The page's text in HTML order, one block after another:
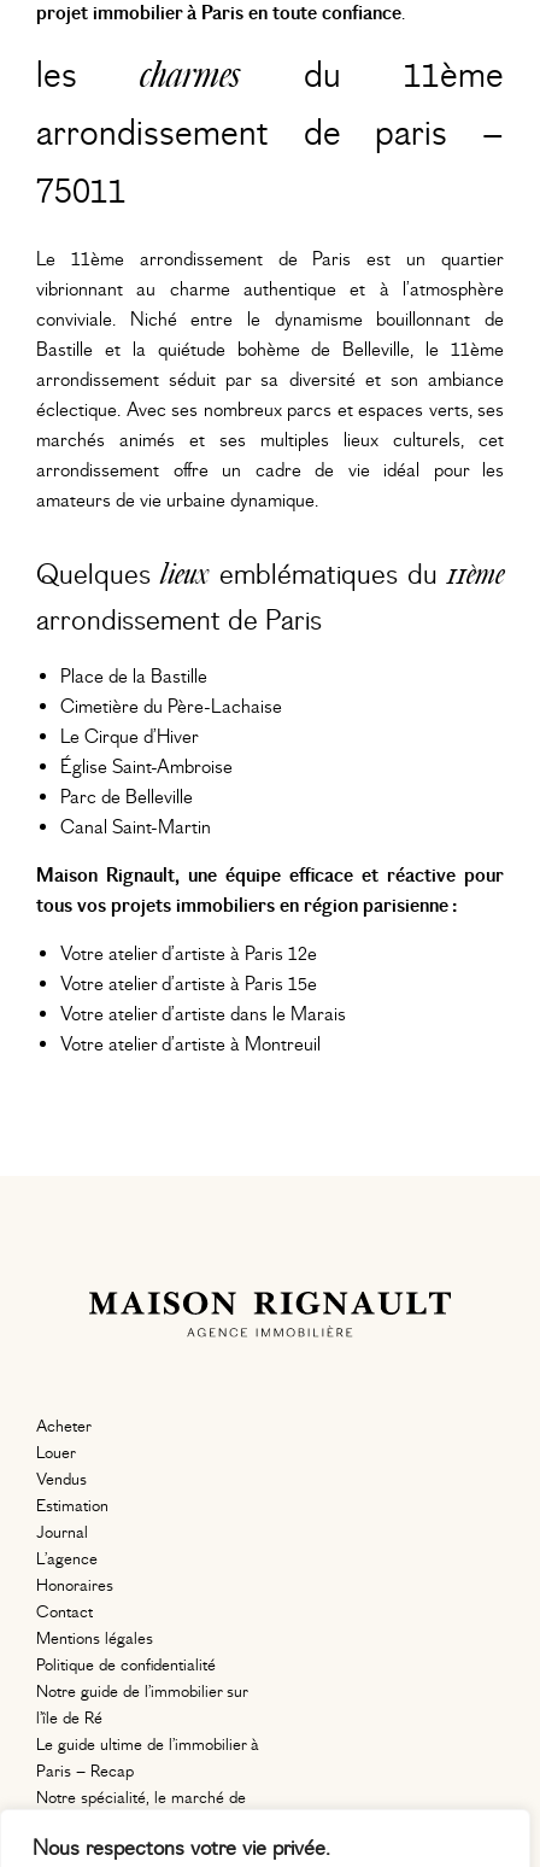
Nous respectons votre vie privée.
projet immobilier à Paris en toute confiance.
lescharmesdu 11ème
arrondissement de paris –
75011
Le 11ème arrondissement de Paris est un quartier
vibrionnant au charme authentique et à l’atmosphère
conviviale. Niché entre le dynamisme bouillonnant de
Bastille et la quiétude bohème de Belleville, le 11ème
arrondissement séduit par sa diversité et son ambiance
éclectique. Avec ses nombreux parcs et espaces verts, ses
marchés animés et ses multiples lieux culturels, cet
arrondissement offre un cadre de vie idéal pour les
amateurs de vie urbaine dynamique.
Quelqueslieuxemblématiques du11ème
arrondissement de Paris
Place de la Bastille
Cimetière du Père-Lachaise
Le Cirque d’Hiver
Église Saint-Ambroise
Parc de Belleville
Canal Saint-Martin
Maison Rignault, une équipe efficace et réactive pour
tous vos projets immobiliers en région parisienne :
Votre atelier d’artiste à Paris 12e
Votre atelier d’artiste à Paris 15e
Votre atelier d’artiste dans le Marais
Votre atelier d’artiste à Montreuil
Acheter
Louer
Vendus
Estimation
Journal
L’agence
Honoraires
Contact
Mentions légales
Politique de confidentialité
Notre guide de l’immobilier sur
l’île de Ré
Le guide ultime de l’immobilier à
Paris – Recap
Notre spécialité, le marché de
11, place